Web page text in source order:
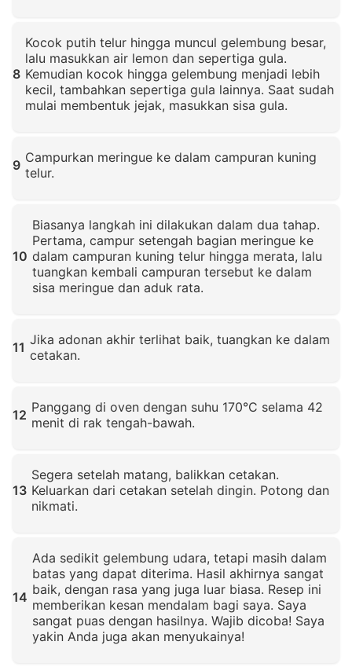
8
Kocok putih telur hingga muncul gelembung besar,
lalu masukkan air lemon dan sepertiga gula.
Kemudian kocok hingga gelembung menjadi lebih
kecil, tambahkan sepertiga gula lainnya. Saat sudah
mulai membentuk jejak, masukkan sisa gula.
9 Campurkan meringue ke dalam campuran kuning
telur.
10
Biasanya langkah ini dilakukan dalam dua tahap.
Pertama, campur setengah bagian meringue ke
dalam campuran kuning telur hingga merata, lalu
tuangkan kembali campuran tersebut ke dalam
sisa meringue dan aduk rata.
11 Jika adonan akhir terlihat baik, tuangkan ke dalam
cetakan.
12 Panggang di oven dengan suhu 170°C selama 42
menit di rak tengah-bawah.
13
Segera setelah matang, balikkan cetakan.
Keluarkan dari cetakan setelah dingin. Potong dan
nikmati.
14
Ada sedikit gelembung udara, tetapi masih dalam
batas yang dapat diterima. Hasil akhirnya sangat
baik, dengan rasa yang juga luar biasa. Resep ini
memberikan kesan mendalam bagi saya. Saya
sangat puas dengan hasilnya. Wajib dicoba! Saya
yakin Anda juga akan menyukainya!